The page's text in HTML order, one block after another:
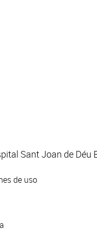
Sant Joan de Déu
de uso